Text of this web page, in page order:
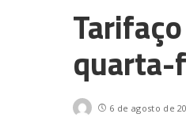
quarta-
6 de agosto de